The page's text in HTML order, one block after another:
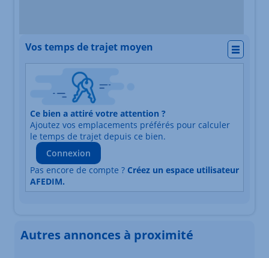
Vos temps de trajet moyen
Nature du lieu
Adresse
Durée du trajet en voiture
Durée du trajet en
Ce bien a attiré votre attention ?
Ajoutez vos emplacements préférés pour calculer
le temps de trajet depuis ce bien.
Connexion
Pas encore de compte ? Créez un espace utilisateur
AFEDIM.
Autres annonces à proximité